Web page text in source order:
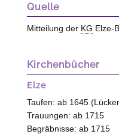
Quelle
Mitteilung der KG Elze-
Kirchenbücher
Elze
Taufen: ab 1645
Trauungen: ab 1715
Begräbnisse: ab 1715